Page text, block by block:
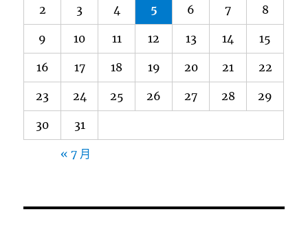
2 3 4 5 6 7 8
9 10 11 12 13 14 15
16 17 18 19 20 21 22
23 24 25 26 27 28 29
30 31
« 7 月